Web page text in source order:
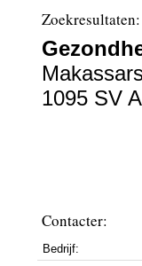
Zoekresultaten:
1095 SV
Contacter:
Bedrijf: